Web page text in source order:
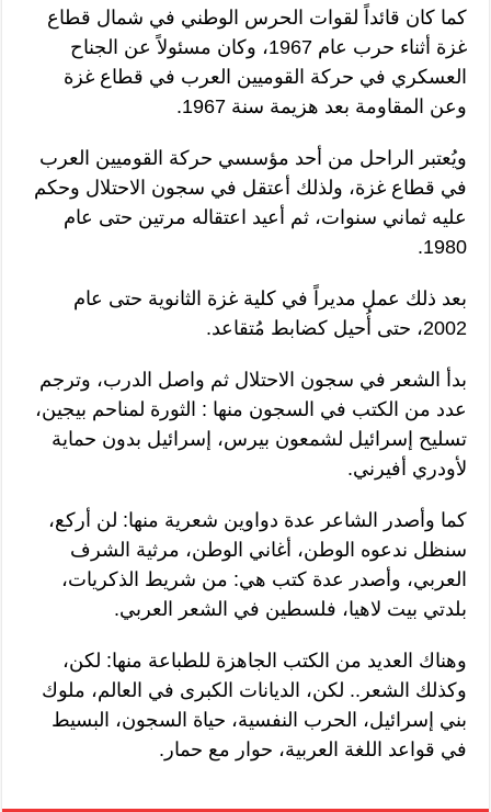
كما كان قائداً لقوات الحرس الوطني في شمال قطاع
غزة أثناء حرب عام 1967، وكان مسئولاً عن الجناح
العسكري في حركة القوميين العرب في قطاع غزة
وعن المقاومة بعد هزيمة سنة 1967.
ويُعتبر الراحل من أحد مؤسسي حركة القوميين العرب
في قطاع غزة، ولذلك أعتقل في سجون الاحتلال وحكم
عليه ثماني سنوات، ثم أعيد اعتقاله مرتين حتى عام
1980.
بعد ذلك عمل مديراً في كلية غزة الثانوية حتى عام
2002، حتى أُحيل كضابط مُتقاعد.
بدأ الشعر في سجون الاحتلال ثم واصل الدرب، وترجم
عدد من الكتب في السجون منها : الثورة لمناحم بيجين،
تسليح إسرائيل لشمعون بيرس، إسرائيل بدون حماية
لأودري أفيرني.
كما وأصدر الشاعر عدة دواوين شعرية منها: لن أركع،
سنظل ندعوه الوطن، أغاني الوطن، مرثية الشرف
العربي، وأصدر عدة كتب هي: من شريط الذكريات،
بلدتي بيت لاهيا، فلسطين في الشعر العربي.
وهناك العديد من الكتب الجاهزة للطباعة منها: لكن،
وكذلك الشعر.. لكن، الديانات الكبرى في العالم، ملوك
بني إسرائيل، الحرب النفسية، حياة السجون، البسيط
في قواعد اللغة العربية، حوار مع حمار.